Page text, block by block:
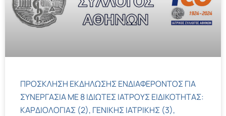
ΠΡΟΣΚΛΗΣΗ ΕΚΔΗΛΩΣΗΣ ΕΝΔΙΑΦΕΡΟΝΤΟΣ ΓΙΑ
ΣΥΝΕΡΓΑΣΙΑ ΜΕ 8 ΙΔΙΩΤΕΣ ΙΑΤΡΟΥΣ ΕΙΔΙΚΟΤΗΤΑΣ:
ΚΑΡΔΙΟΛΟΓΙΑΣ (2), ΓΕΝΙΚΗΣ ΙΑΤΡΙΚΗΣ (3),